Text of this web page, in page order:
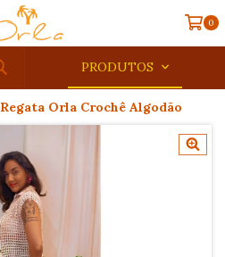
0
PRODUTOS
Regata Orla Crochê Algodão